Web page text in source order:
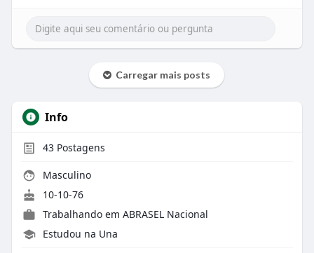
Carregar mais posts
Info
43Postagens
Masculino
10-10-76
Trabalhando em ABRASEL Nacional
Estudou na Una